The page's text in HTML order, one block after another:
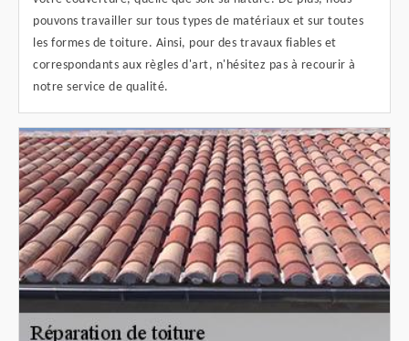
pouvons travailler sur tous types de matériaux et sur toutes
les formes de toiture. Ainsi, pour des travaux fiables et
correspondants aux règles d'art, n'hésitez pas à recourir à
notre service de qualité.